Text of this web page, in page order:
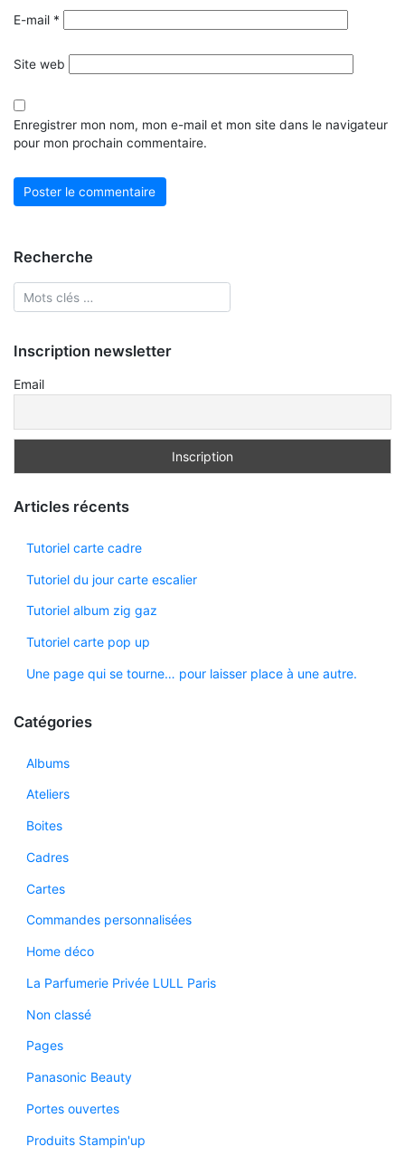
E-mail *
Site web
Enregistrer mon nom, mon e-mail et mon site dans le navigateur
pour mon prochain commentaire.
Recherche
Inscription newsletter
Email
Articles récents
Tutoriel carte cadre
Tutoriel du jour carte escalier
Tutoriel album zig gaz
Tutoriel carte pop up
Une page qui se tourne… pour laisser place à une autre.
Catégories
Albums
Ateliers
Boites
Cadres
Cartes
Commandes personnalisées
Home déco
La Parfumerie Privée LULL Paris
Non classé
Pages
Panasonic Beauty
Portes ouvertes
Produits Stampin'up